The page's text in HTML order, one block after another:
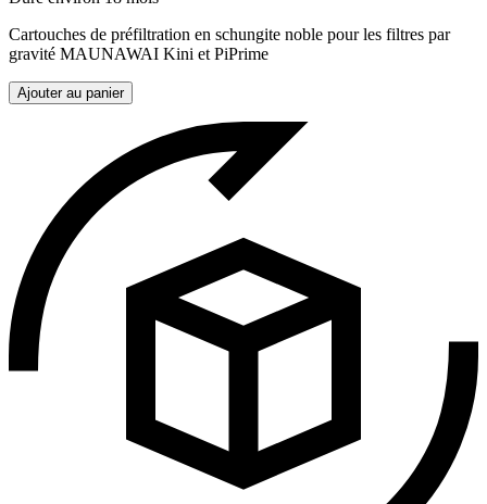
Cartouches de préfiltration en schungite noble pour les filtres par
gravité MAUNAWAI Kini et PiPrime
Ajouter au panier